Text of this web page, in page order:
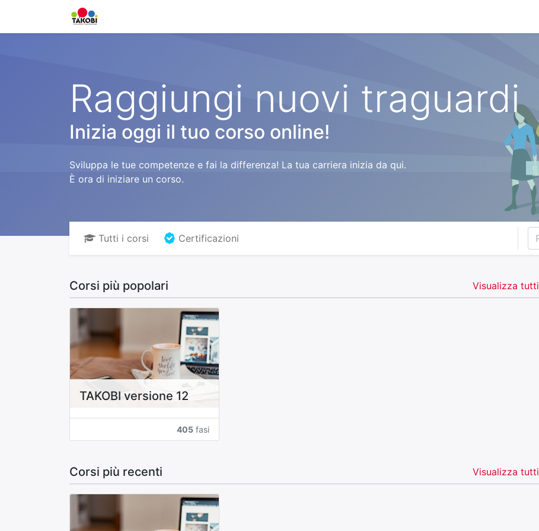
Raggiungi nuovi traguardi
Inizia oggi il tuo corso online!
Sviluppa le tue competenze e fai la differenza! La tua carriera inizia da qui.
È ora di iniziare un corso.
Tutti i corsi Certificazioni
Visualizza tutti
Corsi più popolari
TAKOBI versione 12
405 fasi
Visualizza tutti
Corsi più recenti